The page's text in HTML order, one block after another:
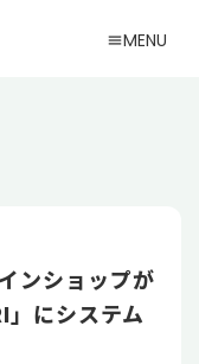
menuMENU
ンショップが
にシステム